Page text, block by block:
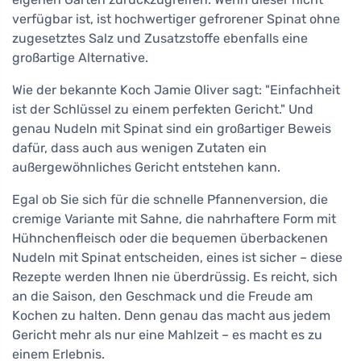
verfügbar ist, ist hochwertiger gefrorener Spinat ohne
zugesetztes Salz und Zusatzstoffe ebenfalls eine
großartige Alternative.
Wie der bekannte Koch Jamie Oliver sagt: "Einfachheit
ist der Schlüssel zu einem perfekten Gericht." Und
genau Nudeln mit Spinat sind ein großartiger Beweis
dafür, dass auch aus wenigen Zutaten ein
außergewöhnliches Gericht entstehen kann.
Egal ob Sie sich für die schnelle Pfannenversion, die
cremige Variante mit Sahne, die nahrhaftere Form mit
Hühnchenfleisch oder die bequemen überbackenen
Nudeln mit Spinat entscheiden, eines ist sicher – diese
Rezepte werden Ihnen nie überdrüssig. Es reicht, sich
an die Saison, den Geschmack und die Freude am
Kochen zu halten. Denn genau das macht aus jedem
Gericht mehr als nur eine Mahlzeit – es macht es zu
einem Erlebnis.